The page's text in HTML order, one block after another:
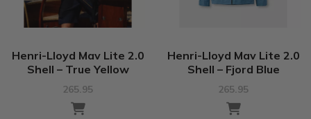
Henri-Lloyd Mav Lite 2.0
Shell – True Yellow
265.95
Henri-Lloyd Mav Lite 2.0
Shell – Fjord Blue
265.95